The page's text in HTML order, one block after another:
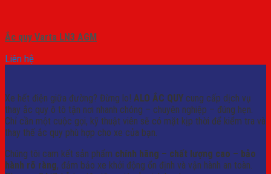
Ắc quy Varta LN3 AGM
Liên hệ
Xe hết điện giữa đường? Đừng lo! ALO ẮC QUY cung cấp dịch vụ
thay ắc quy ô tô tận nơi nhanh chóng – chuyên nghiệp – đúng hẹn.
Chỉ cần một cuộc gọi, kỹ thuật viên sẽ có mặt kịp thời để kiểm tra và
thay thế ắc quy phù hợp cho xe của bạn.
Chúng tôi cam kết sản phẩm chính hãng – chất lượng cao – bảo
hành rõ ràng, đảm bảo xe khởi động ổn định và vận hành an toàn.